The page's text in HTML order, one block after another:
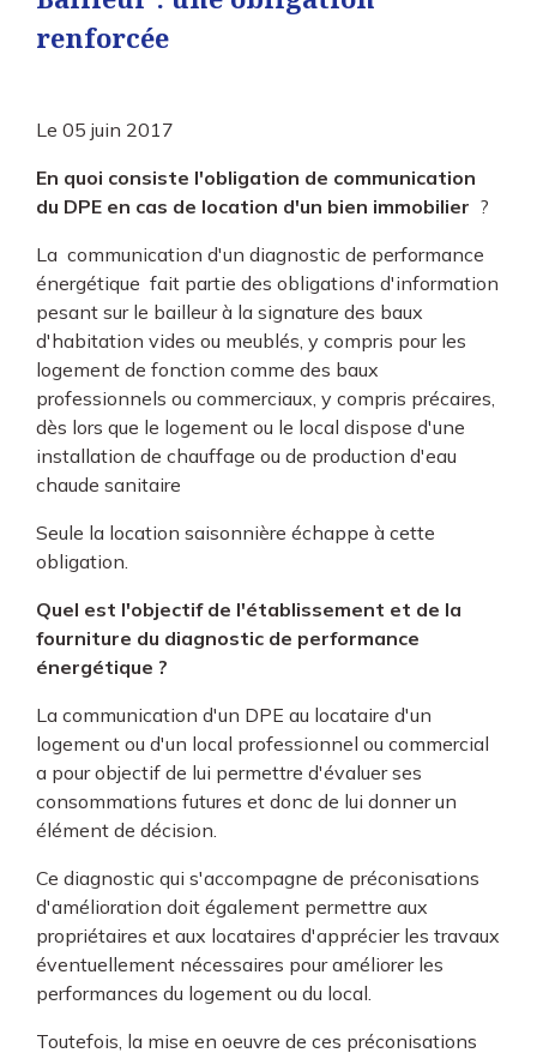
renforcée
Le 05 juin 2017
En quoi consiste l'obligation de communication
du DPE en cas de location d'un bien immobilier ?
La communication d'un diagnostic de performance
énergétique fait partie des obligations d'information
pesant sur le bailleur à la signature des baux
d'habitation vides ou meublés, y compris pour les
logement de fonction comme des baux
professionnels ou commerciaux, y compris précaires,
dès lors que le logement ou le local dispose d'une
installation de chauffage ou de production d'eau
chaude sanitaire
Seule la location saisonnière échappe à cette
obligation.
Quel est l'objectif de l'établissement et de la
fourniture du diagnostic de performance
énergétique ?
La communication d'un DPE au locataire d'un
logement ou d'un local professionnel ou commercial
a pour objectif de lui permettre d'évaluer ses
consommations futures et donc de lui donner un
élément de décision.
Ce diagnostic qui s'accompagne de préconisations
d'amélioration doit également permettre aux
propriétaires et aux locataires d'apprécier les travaux
éventuellement nécessaires pour améliorer les
performances du logement ou du local.
Toutefois, la mise en oeuvre de ces préconisations